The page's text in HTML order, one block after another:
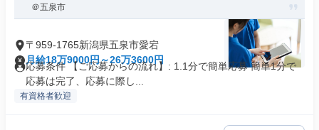
＠五泉市
〒959-1765新潟県五泉市愛宕
月給18万9000円～26万3600円
応募条件 【ご応募からの流れ】: 1.1分で簡単応募 簡単1分で
応募は完了、応募に際し...
有資格者歓迎